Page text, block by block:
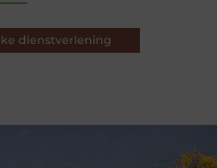
dienstverlening